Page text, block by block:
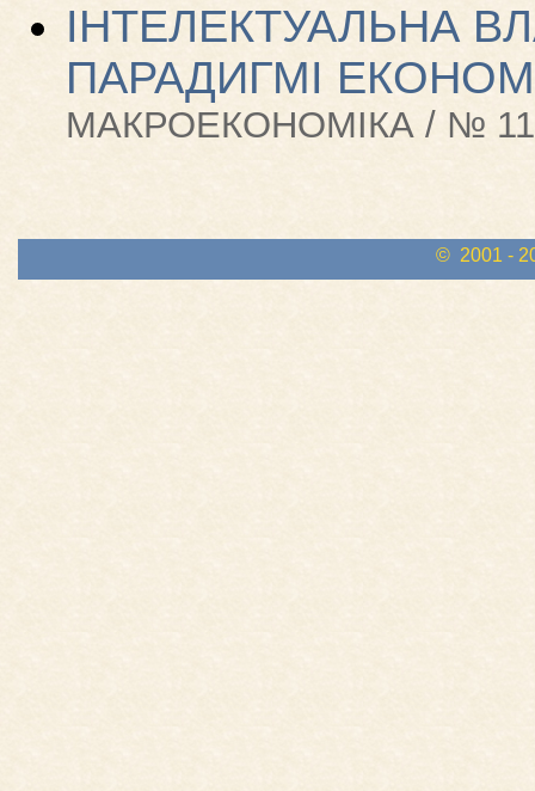
ІНТЕЛЕКТУАЛЬНА
ПАРАДИГМІ
МАКРОЕКОНОМІКА / №
© 2001 -